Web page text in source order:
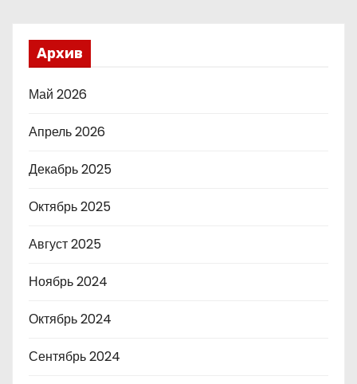
Архив
Май 2026
Апрель 2026
Декабрь 2025
Октябрь 2025
Август 2025
Ноябрь 2024
Октябрь 2024
Сентябрь 2024